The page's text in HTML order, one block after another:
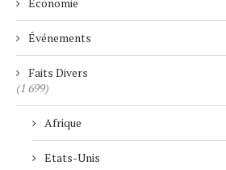
Événements
Faits Divers
(1 699)
Afrique
Etats-Unis